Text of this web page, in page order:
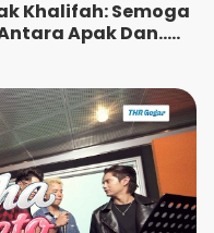
Khalifah: Semoga
Apak Dan…..